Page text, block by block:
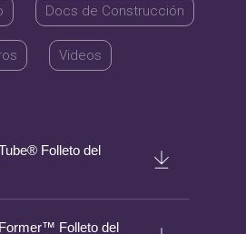
Docs de Construcción
Videos
Folleto del
Folleto del